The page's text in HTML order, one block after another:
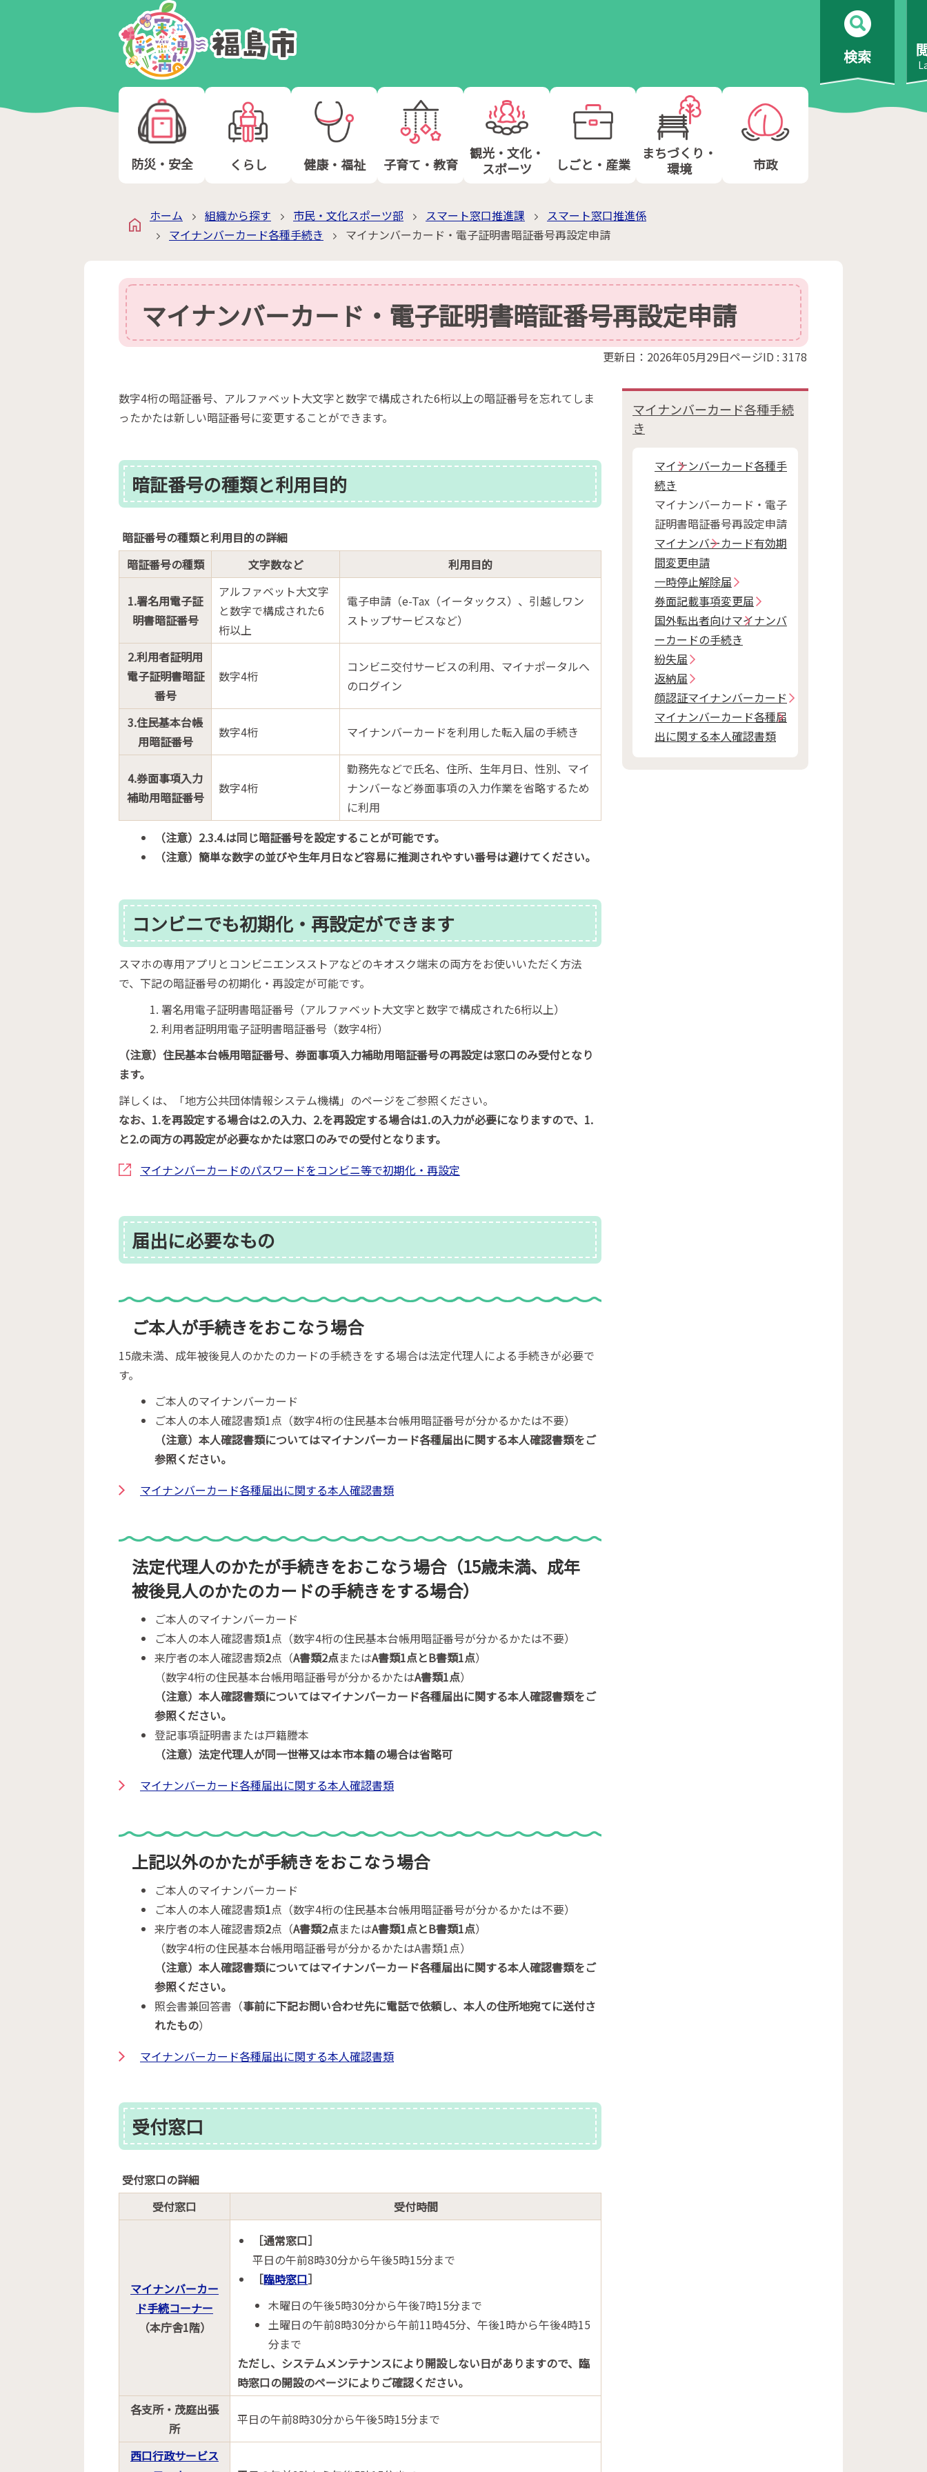
検索
防災・安全 くらし 健康・福祉 子育て・教育
観光・文化・
スポーツ
しごと・産業
まちづくり・
環境
市政
ホーム 組織から探す 市民・文化スポーツ部 スマート窓口推進課
スマート窓口推進係
マイナンバーカード各種手続き
マイナンバーカード・電子証明書暗証番号再設定申請
マイナンバーカード・電子証明書暗証番号再設定申請
更新日：2026年05月29日ページID : 3178
数字4桁の暗証番号、アルファベット大文字と数字で構成された6桁以上の暗証番号を忘れてしま
ったかたは新しい暗証番号に変更することができます。
暗証番号の種類と利用目的
暗証番号の種類と利用目的の詳細
暗証番号の種類
文字数など 利用目的
1.署名用電子証
明書暗証番号
アルファベット大文字
と数字で構成された6
桁以上
電子申請（e-Tax（イータックス）、引越しワン
ストップサービスなど）
2.利用者証明用
電子証明書暗証
番号
数字4桁
コンビニ交付サービスの利用、マイナポータルへ
のログイン
3.住民基本台帳
用暗証番号
数字4桁 マイナンバーカードを利用した転入届の手続き
4.券面事項入力
補助用暗証番号
数字4桁
勤務先などで氏名、住所、生年月日、性別、マイ
ナンバーなど券面事項の入力作業を省略するため
に利用
（注意）2.3.4.は同じ暗証番号を設定することが可能です。
（注意）簡単な数字の並びや生年月日など容易に推測されやすい番号は避けてください。
コンビニでも初期化・再設定ができます
スマホの専用アプリとコンビニエンスストアなどのキオスク端末の両方をお使いいただく方法
で、下記の暗証番号の初期化・再設定が可能です。
署名用電子証明書暗証番号（アルファベット大文字と数字で構成された6桁以上）
利用者証明用電子証明書暗証番号（数字4桁）
（注意）住民基本台帳用暗証番号、券面事項入力補助用暗証番号の再設定は窓口のみ受付となり
ます。
詳しくは、「地方公共団体情報システム機構」のページをご参照ください。
なお、1.を再設定する場合は2.の入力、2.を再設定する場合は1.の入力が必要になりますので、1.
と2.の両方の再設定が必要なかたは窓口のみでの受付となります。
マイナンバーカードのパスワードをコンビニ等で初期化・再設定
届出に必要なもの
ご本人が手続きをおこなう場合
15歳未満、成年被後見人のかたのカードの手続きをする場合は法定代理人による手続きが必要で
す。
ご本人のマイナンバーカード
ご本人の本人確認書類1点（数字4桁の住民基本台帳用暗証番号が分かるかたは不要）
（注意）本人確認書類についてはマイナンバーカード各種届出に関する本人確認書類をご
参照ください。
マイナンバーカード各種届出に関する本人確認書類
法定代理人のかたが手続きをおこなう場合（15歳未満、成年
被後見人のかたのカードの手続きをする場合）
ご本人のマイナンバーカード
ご本人の本人確認書類1点（数字4桁の住民基本台帳用暗証番号が分かるかたは不要）
来庁者の本人確認書類2点（A書類2点またはA書類1点とB書類1点）
（数字4桁の住民基本台帳用暗証番号が分かるかたはA書類1点）
（注意）本人確認書類についてはマイナンバーカード各種届出に関する本人確認書類をご
参照ください。
登記事項証明書または戸籍謄本
（注意）法定代理人が同一世帯又は本市本籍の場合は省略可
マイナンバーカード各種届出に関する本人確認書類
上記以外のかたが手続きをおこなう場合
ご本人のマイナンバーカード
ご本人の本人確認書類1点（数字4桁の住民基本台帳用暗証番号が分かるかたは不要）
来庁者の本人確認書類2点（A書類2点またはA書類1点とB書類1点）
（数字4桁の住民基本台帳用暗証番号が分かるかたはA書類1点​​​​​​）
（注意）本人確認書類についてはマイナンバーカード各種届出に関する本人確認書類をご
参照ください。
照会書兼回答書（事前に下記お問い合わせ先に電話で依頼し、本人の住所地宛てに送付さ
れたもの）
マイナンバーカード各種届出に関する本人確認書類
受付窓口
受付窓口の詳細
受付窓口
受付時間
マイナンバーカー
ド手続コーナー
（本庁舎1階）
［通常窓口］
平日の午前8時30分から午後5時15分まで
［臨時窓口］
木曜日の午後5時30分から午後7時15分まで
土曜日の午前8時30分から午前11時45分、午後1時から午後4時15
分まで
ただし、 システムメンテナンスにより開設しない日がありますので、臨
時窓口の開設のページによりご確認ください。
各支所・茂庭出張
所
平日の午前8時30分から午後5時15分まで
西口行政サービス
マイナンバーカード各種手続
き
マイナンバーカード各種手
続き
マイナンバーカード・電子
証明書暗証番号再設定申請
マイナンバーカード有効期
間変更申請
一時停止解除届
券面記載事項変更届
国外転出者向けマイナンバ
ーカードの手続き
紛失届
返納届
顔認証マイナンバーカード
マイナンバーカード各種届
出に関する本人確認書類